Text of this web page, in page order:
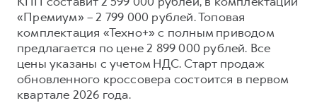
«Премиум» – 2 799 000 рублей. Топовая
комплектация «Техно+» с полным приводом
предлагается по цене 2 899 000 рублей. Все
цены указаны с учетом НДС. Старт продаж
обновленного кроссовера состоится в первом
квартале 2026 года.